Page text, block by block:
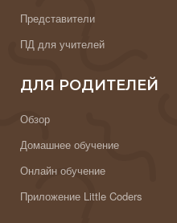
Представители
ПД для учителей
ДЛЯ РОДИТЕЛЕЙ
Обзор
Домашнее обучение
Онлайн обучение
Приложение Little Coders